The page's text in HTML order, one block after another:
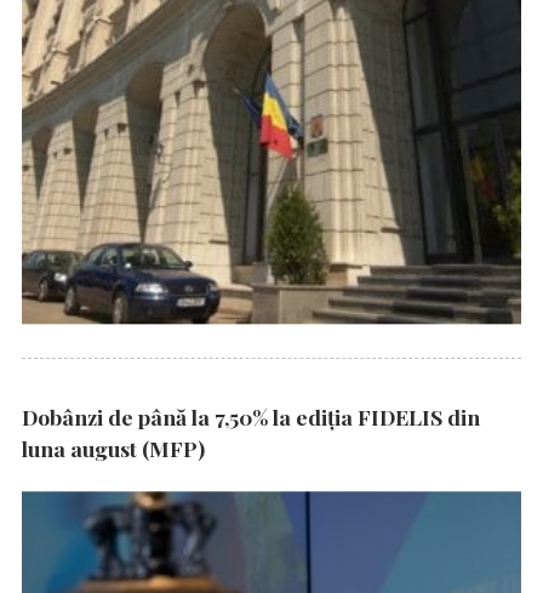
Dobânzi de până la 7,50% la ediția FIDELIS din
luna august (MFP)